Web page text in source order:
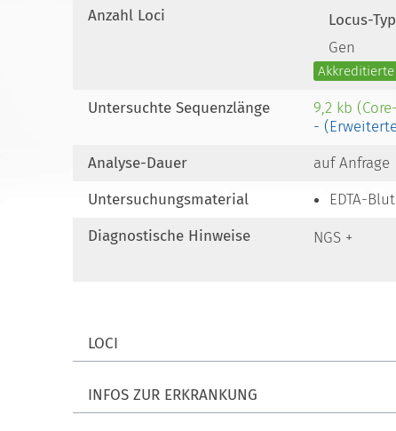
Anzahl Loci
Locus-Typ
Gen
Untersuchte Sequenzlänge
9,2 kb
-
Analyse-Dauer
auf Anfrage
Untersuchungsmaterial
EDTA-
Diagnostische Hinweise
NGS +
LOCI
INFOS ZUR ERKRANKUNG